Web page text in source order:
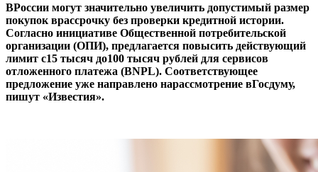
ВРоссии могут значительно увеличить допустимый размер
покупок врассрочку без проверки кредитной истории.
Согласно инициативе Общественной потребительской
организации (ОПИ), предлагается повысить действующий
лимит с15 тысяч до100 тысяч рублей для сервисов
отложенного платежа (BNPL). Соответствующее
предложение уже направлено нарассмотрение вГосдуму,
пишут «Известия».